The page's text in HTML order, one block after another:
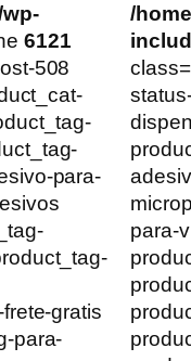
6121
508
para-
gratis
para-
/
para-